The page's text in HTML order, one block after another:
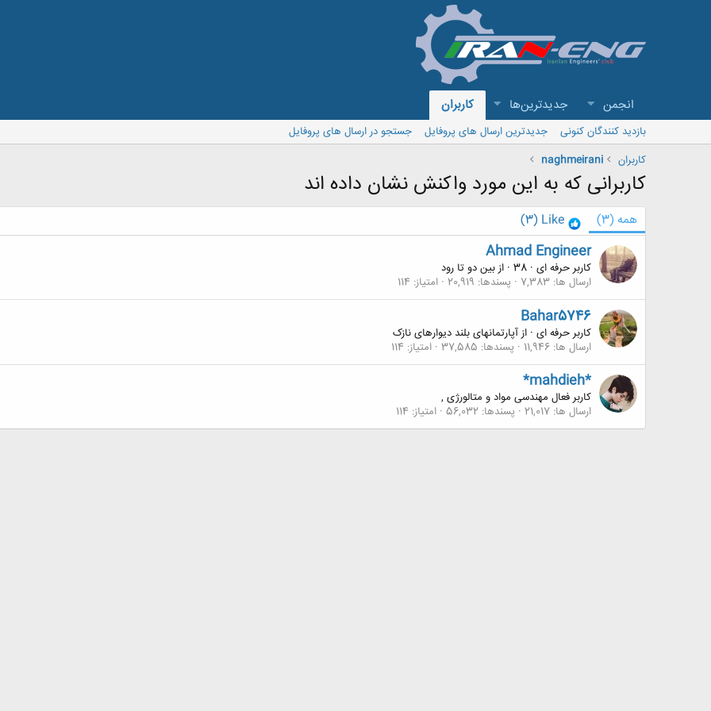
انجمن جدیدترین‌ها کاربران
بازدید کنندگان کنونی جدیدترین ارسال های پروفایل
جستجو در ارسال های پروفایل
کاربران
naghmeirani
کاربرانی که به این مورد واکنش نشان داده اند
همه (3)
Like
(3)
Ahmad Engineer
کاربر حرفه ای ·
· ازبین دو تا رود
ارسال ها 7,383 پسندها 20,919 امتیاز 114
Bahar5746
کاربر حرفه ای · ازآپارتمانهای بلند دیوارهای نازک
ارسال ها 11,946 پسندها 37,585 امتیاز 114
*mahdieh*
کاربر فعال مهندسی مواد و متالورژی ,
ارسال ها 21,017 پسندها 56,032 امتیاز 114